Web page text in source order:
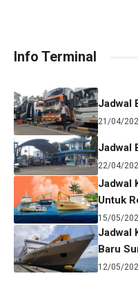
Info Terminal
Jadwal
21/04/
Jadwal
22/04/
Jadwal
Untuk
15/05/
Jadwal
Baru
12/05/